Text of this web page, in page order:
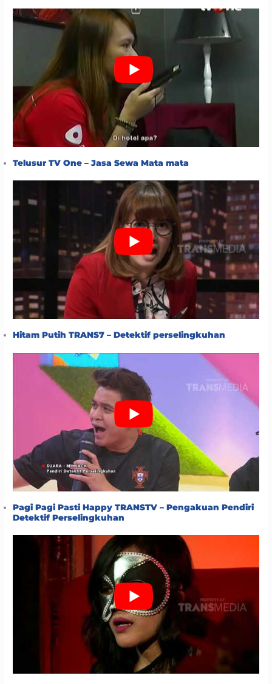
Telusur TV One – Jasa Sewa Mata mata
Hitam Putih TRANS7 – Detektif perselingkuhan
Pagi Pagi Pasti Happy TRANSTV – Pengakuan Pendiri
Detektif Perselingkuhan